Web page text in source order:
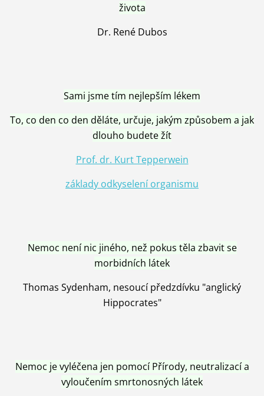
života
Dr. René Dubos
Sami jsme tím nejlepším lékem
To, co den co den děláte, určuje, jakým způsobem a jak
dlouho budete žít
Prof. dr. Kurt Tepperwein
základy odkyselení organismu
Nemoc není nic jiného, než pokus těla zbavit se
morbidních látek
Thomas Sydenham, nesoucí předzdívku "anglický
Hippocrates"
Nemoc je vyléčena jen pomocí Přírody, neutralizací a
vyloučením smrtonosných látek